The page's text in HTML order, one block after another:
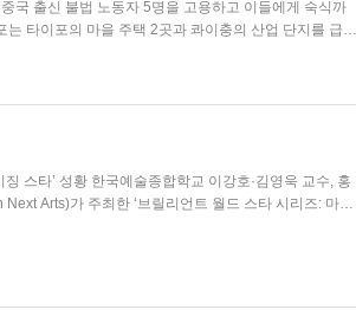
국 출신 불법 노동자 5명을 고용하고 이들에게 숙식까
. 체포된 5명의 불법 노동자 혐의자들은 방문객 신분으
호·김영욱 교수, 홍
연이 11일 오후 7시 30분, 홍콩 시티홀(Hong Kong